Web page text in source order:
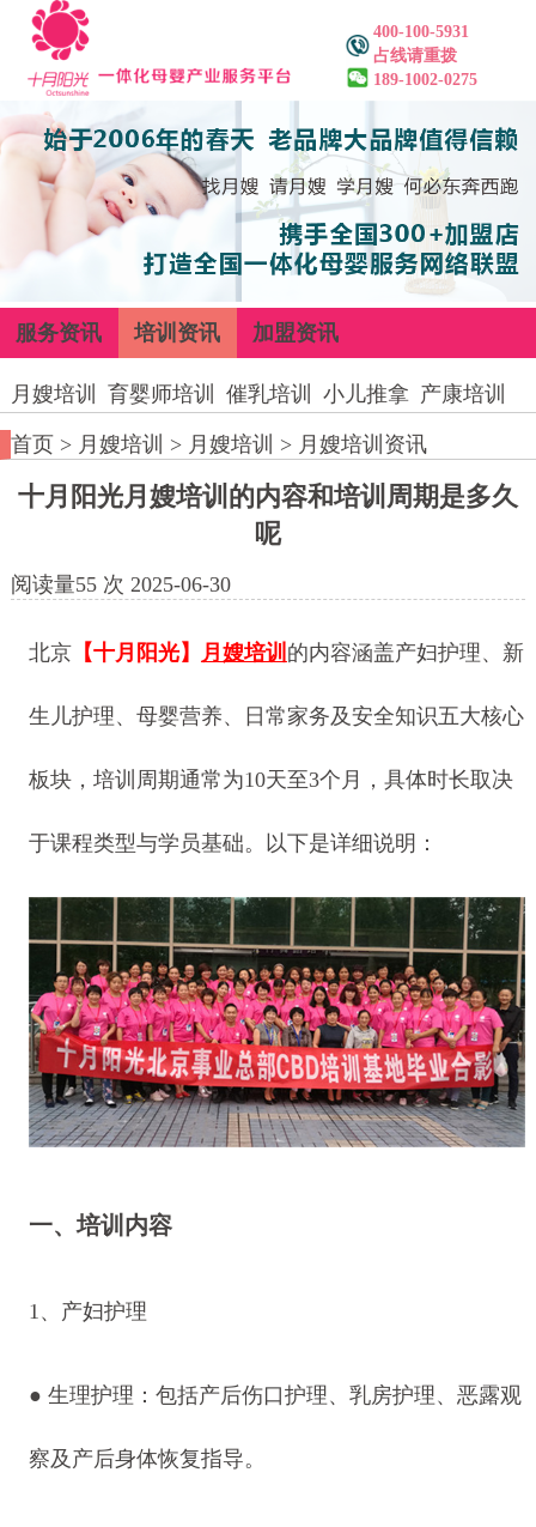
400-100-5931
占线请重拨
189-1002-0275
服务资讯 培训资讯 加盟资讯
月嫂培训 育婴师培训 催乳培训 小儿推拿 产康培训
首页> 月嫂培训 > 月嫂培训 > 月嫂培训资讯
十月阳光月嫂培训的内容和培训周期是多久
呢
阅读量55 次 2025-06-30
北京【十月阳光】 月嫂培训 的内容涵盖产妇护理、新
生儿护理、母婴营养、日常家务及安全知识五大核心
板块，培训周期通常为10天至3个月，具体时长取决
于课程类型与学员基础。以下是详细说明：
一、培训内容
1、产妇护理
● 生理护理：包括产后伤口护理、乳房护理、恶露观
察及产后身体恢复指导。